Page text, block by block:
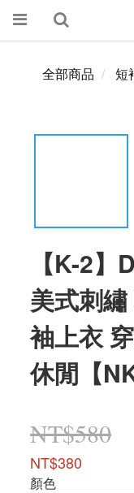
全部商品 短
【K-2
美式刺
袖上衣
休閒【
NT$580
NT$380
顏色